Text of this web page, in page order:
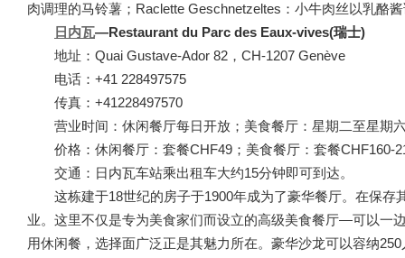
肉调理的马铃薯；Raclette Geschnetzeltes：小牛肉丝以乳酪
日内瓦—Restaurant du Parc des Eaux-vives(瑞士)
地址：Quai Gustave-Ador 82，CH-1207 Genève
电话：+41 228497575
传真：+41228497570
营业时间：休闲餐厅每日开放；美食餐厅：星期二至星期
价格：休闲餐厅：套餐CHF49；美食餐厅：套餐CHF160-
交通：日内瓦车站乘出租车大约15分钟即可到达。
这栋建于18世纪的房子于1900年成为了豪华餐厅。在保
业。这里不仅是专为美食家们而设立的高级美食餐厅—可以一
用休闲餐，选择面广泛正是其魅力所在。豪华沙龙可以容纳